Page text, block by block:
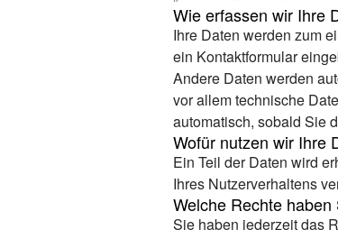
Wie erfassen wir Ihre
Ihre Daten werden zum
ein Kontaktformular
Andere Daten werden
vor allem technische
automatisch, sobald Sie
Wofür nutzen wir Ihre
Ein Teil der Daten wird
Ihres Nutzerverhaltens
Welche Rechte
Sie haben jederzeit das